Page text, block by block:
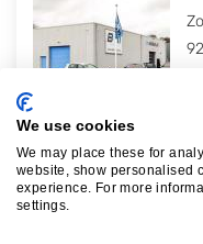
We use cookies
We may place these for
website, show personalised
experience. For more
settings.